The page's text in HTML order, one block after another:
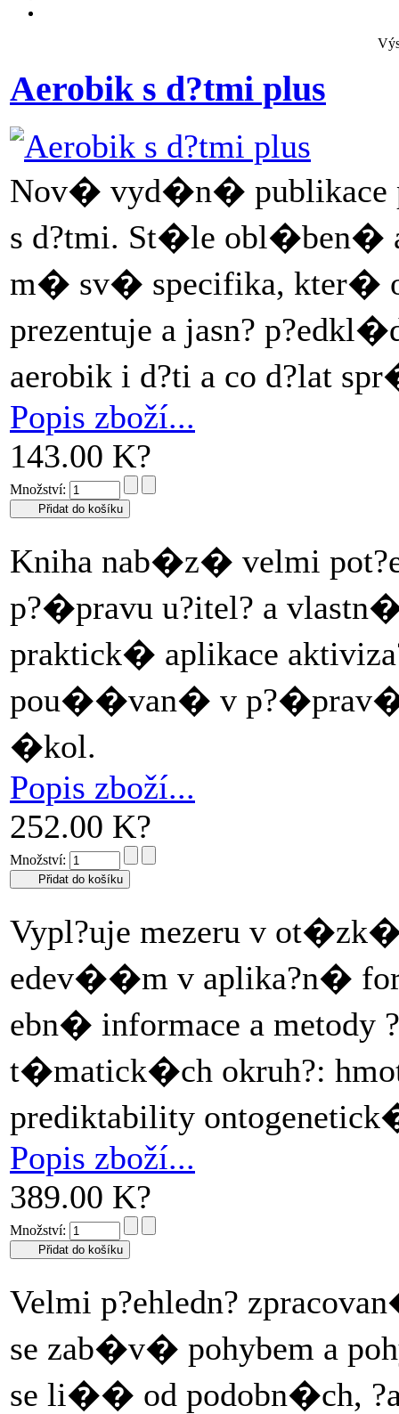
Aerobik s d?tmi plus
Nov� vyd�n� publikace
s d?tmi. St�le obl�ben�
m� sv� specifika, kter�
prezentuje a jasn?
aerobik i d?ti a co d?lat
Popis zboží...
143.00 K?
Množství:
Kniha nab�z� velmi
p?�pravu u?itel? a
praktick� aplikace
pou��van� v
�kol.
Popis zboží...
252.00 K?
Množství:
Vypl?uje mezeru v
edev��m v aplika?n�
ebn� informace a
t�matick�ch okruh?:
prediktability
Popis zboží...
389.00 K?
Množství:
Velmi p?ehledn?
se zab�v� pohybem a
se li�� od podobn�ch,